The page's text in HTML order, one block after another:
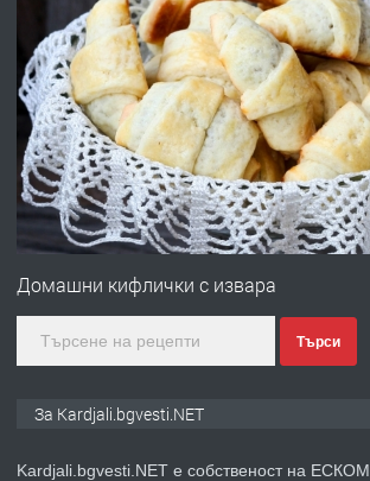
ПРЕДЛАГА
Заведение /
Чакаларово,
ПРЕДЛАГА
Гараж под наем в
на язовир Студен
Домашни кифлички с извара
Търси
За Kardjali.bgvesti.NET
Kardjali.bgvesti.NET е собственост на